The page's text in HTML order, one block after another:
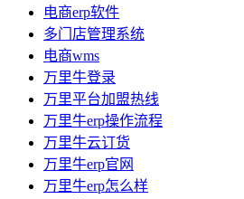
电商erp软件
多门店管理系统
电商wms
万里牛登录
万里平台加盟热线
万里牛erp操作流程
万里牛云订货
万里牛erp官网
万里牛erp怎么样